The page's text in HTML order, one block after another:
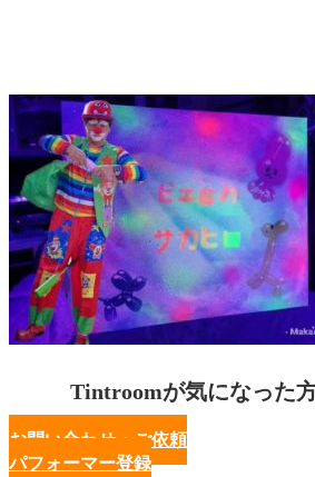
Tintroomが気になった
お問い合わせ・ご依頼
パフォーマー登録